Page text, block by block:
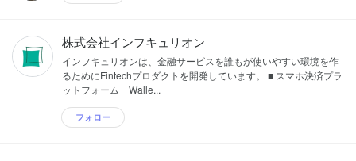
株式会社インフキュリオン
インフキュリオンは、金融サービスを誰もが使いやすい環境を作
るためにFintechプロダクトを開発しています。 ■ スマホ決済プラ
ットフォーム Walle...
フォロー